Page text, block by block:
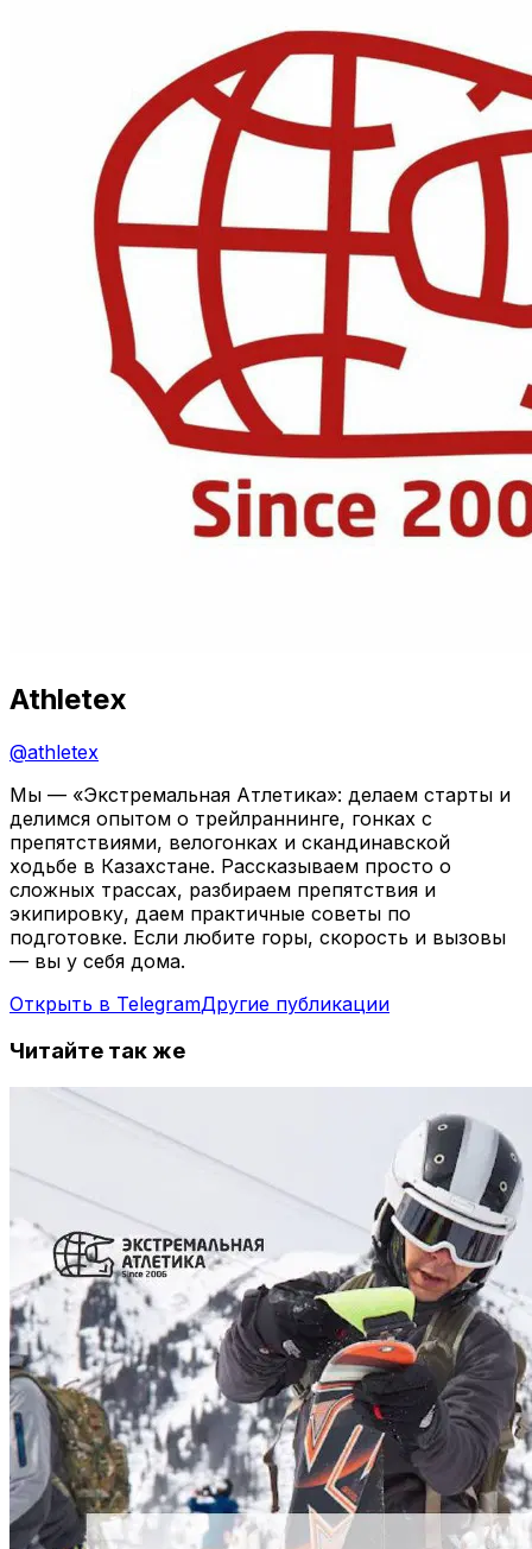
Athletex
@athletex
Мы — «Экстремальная Атлетика»: делаем старты и
делимся опытом о трейлраннинге, гонках с
препятствиями, велогонках и скандинавской
ходьбе в Казахстане. Рассказываем просто о
сложных трассах, разбираем препятствия и
экипировку, даем практичные советы по
подготовке. Если любите горы, скорость и вызовы
— вы у себя дома.
Открыть в TelegramДругие публикации
Читайте так же